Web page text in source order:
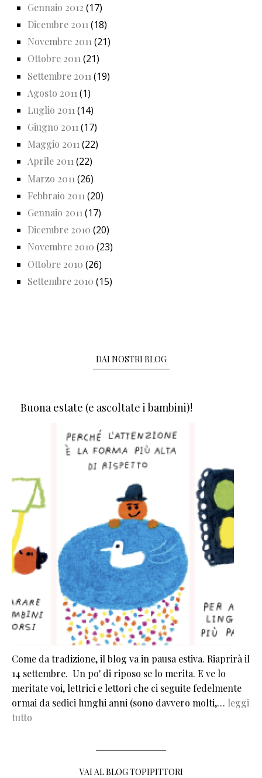
Gennaio 2012 (17)
Dicembre 2011 (18)
Novembre 2011 (21)
Ottobre 2011(21)
Settembre 2011 (19)
Agosto 2011 (1)
Luglio 2011 (14)
Giugno 2011 (17)
Maggio 2011(22)
Aprile 2011(22)
Marzo 2011 (26)
Febbraio 2011 (20)
Gennaio 2011 (17)
Dicembre 2010 (20)
Novembre 2010 (23)
Ottobre 2010 (26)
Settembre 2010 (15)
DAI NOSTRI BLOG
Buona estate (e ascoltate i bambini)!
Come da tradizione, il blog va in pausa estiva. Riaprirà il
14 settembre. Un po' di riposo se lo merita. E ve lo
meritate voi, lettrici e lettori che ci seguite fedelmente
ormai da sedici lunghi anni (sono davvero molti,… leggi
tutto
VAI AL BLOG TOPIPITTORI